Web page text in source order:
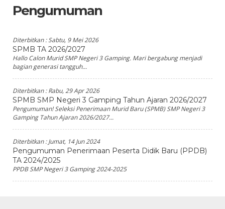
Pengumuman
Diterbitkan :Sabtu, 9 Mei 2026
SPMB TA 2026/2027
Hallo Calon Murid SMP Negeri 3 Gamping. Mari bergabung menjadi
bagian generasi tangguh...
Diterbitkan :Rabu, 29 Apr 2026
SPMB SMP Negeri 3 Gamping Tahun Ajaran 2026/2027
Pengumuman! Seleksi Penerimaan Murid Baru (SPMB) SMP Negeri 3
Gamping Tahun Ajaran 2026/2027...
Diterbitkan :Jumat, 14 Jun 2024
Pengumuman Penerimaan Peserta Didik Baru (PPDB)
TA 2024/2025
PPDB SMP Negeri 3 Gamping 2024-2025